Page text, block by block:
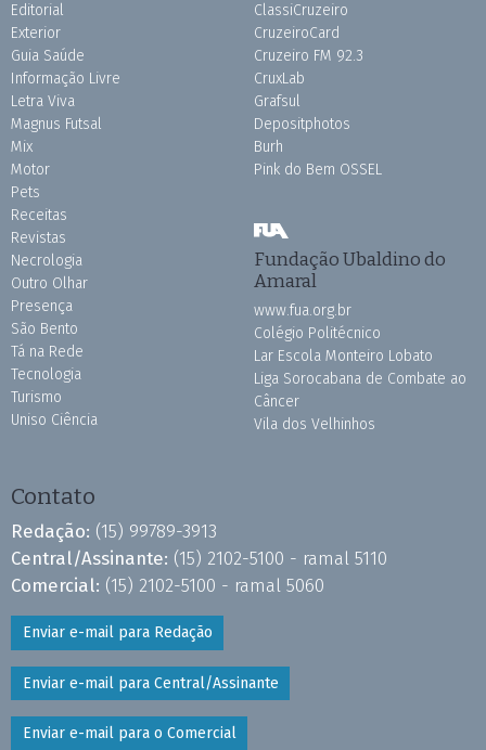
Editorial
Exterior
Guia Saúde
Informação Livre
Letra Viva
Magnus Futsal
Mix
Motor
Pets
Receitas
Revistas
Necrologia
Outro Olhar
Presença
São Bento
Tá na Rede
Tecnologia
Turismo
Uniso Ciência
ClassiCruzeiro
CruzeiroCard
Cruzeiro FM 92.3
CruxLab
Grafsul
Depositphotos
Burh
Pink do Bem OSSEL
Fundação Ubaldino do
Amaral
www.fua.org.br
Colégio Politécnico
Lar Escola Monteiro Lobato
Liga Sorocabana de Combate ao
Câncer
Vila dos Velhinhos
Contato
Redação: (15) 99789-3913
Central/Assinante: (15) 2102-5100 - ramal 5110
Comercial: (15) 2102-5100 - ramal 5060
Enviar e-mail para Redação
Enviar e-mail para Central/Assinante
Enviar e-mail para o Comercial